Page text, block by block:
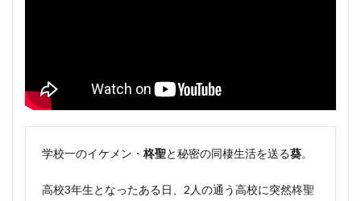
学校一のイケメン・ 柊聖と秘密の同棲生活を送る葵。
高校3年生となったある日、2人の通う高校に突然柊聖